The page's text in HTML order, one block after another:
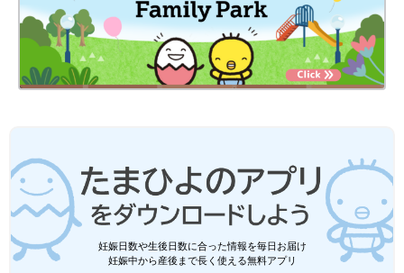
妊娠日数や生後日数に合った情報を毎日お届け
妊娠中から産後まで長く使える無料アプリ